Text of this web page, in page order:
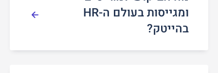
ומגייסות בעולם ה-HR
בהייטק?